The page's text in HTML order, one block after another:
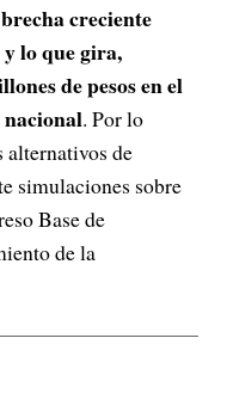
brecha creciente
lo que gira,
de pesos en el
nacional. Por lo
alternativos de
simulaciones sobre
Base de
de la